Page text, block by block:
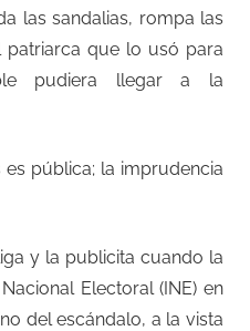
las sandalias, rompa las
que lo usó para
pudiera llegar a la
pública; la imprudencia
y la publicita cuando la
Electoral (INE) en
del escándalo, a la vista